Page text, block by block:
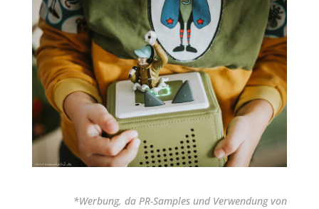
*Werbung, da PR-Samples und Verwendung von